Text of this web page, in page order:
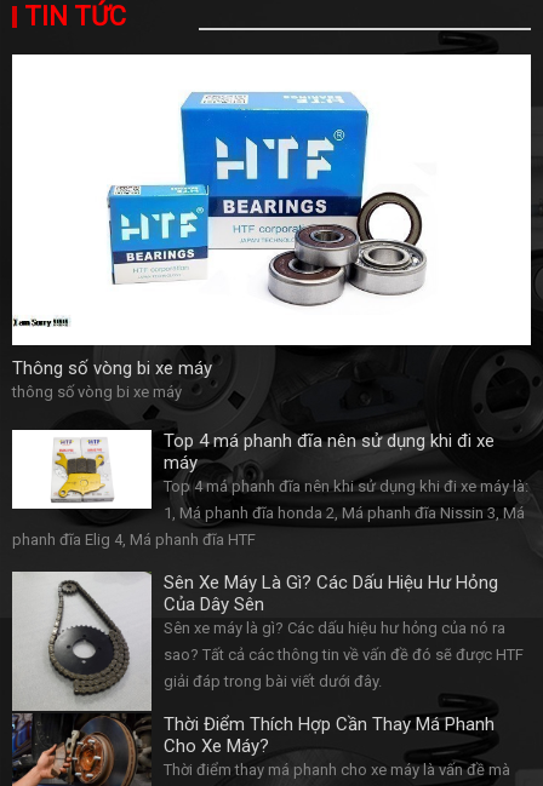
TIN TỨC
Thông số vòng bi xe máy
thông số vòng bi xe máy
Top 4 má phanh đĩa nên sử dụng khi đi xe
máy
Top 4 má phanh đĩa nên khi sử dụng khi đi xe máy là:
1, Má phanh đĩa honda 2, Má phanh đĩa Nissin 3, Má
phanh đĩa Elig 4, Má phanh đĩa HTF
Sên Xe Máy Là Gì? Các Dấu Hiệu Hư Hỏng
Của Dây Sên
Sên xe máy là gì? Các dấu hiệu hư hỏng của nó ra
sao? Tất cả các thông tin về vấn đề đó sẽ được HTF
giải đáp trong bài viết dưới đây.
Thời Điểm Thích Hợp Cần Thay Má Phanh
Cho Xe Máy?
Thời điểm thay má phanh cho xe máy là vấn đề mà